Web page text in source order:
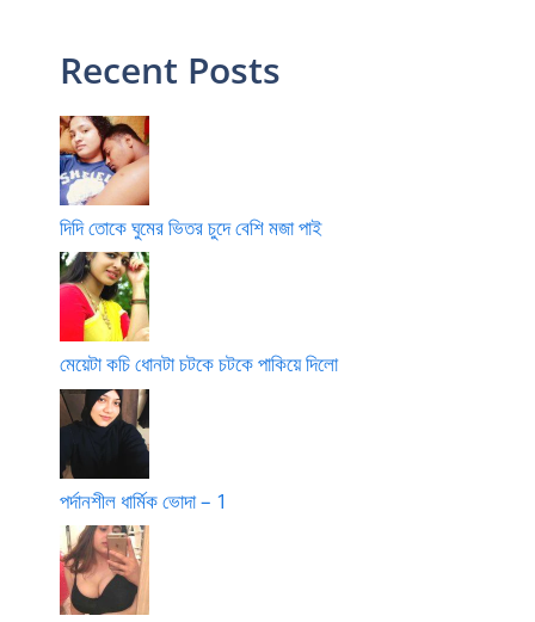
Recent Posts
দিদি তোকে ঘুমের ভিতর চুদে বেশি মজা পাই
মেয়েটা কচি ধোনটা চটকে চটকে পাকিয়ে দিলো
পর্দানশীল ধার্মিক ভোদা – 1